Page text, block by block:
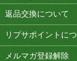
返品交換について
リプサポイントに
メルマガ登録解除